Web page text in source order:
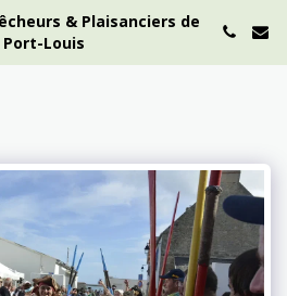
& Plaisanciers de
Port-Louis